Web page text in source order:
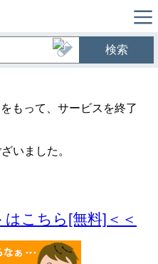
検索
もって、サービスを終了
いました。
はこちら[無料]＜＜